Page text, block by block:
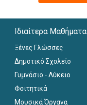
Ιδιαίτερα Μαθήματα
Ξένες Γλώσσες
Δημοτικό Σχολείο
Γυμνάσιο - Λύκειο
Φοιτητικά
Μουσικά Όργανα